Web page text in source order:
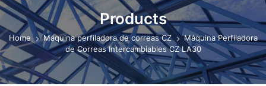
Products
Home Máquina perfiladora de correas CZ
Máquina Perfiladora
de Correas Intercambiables CZ LA30